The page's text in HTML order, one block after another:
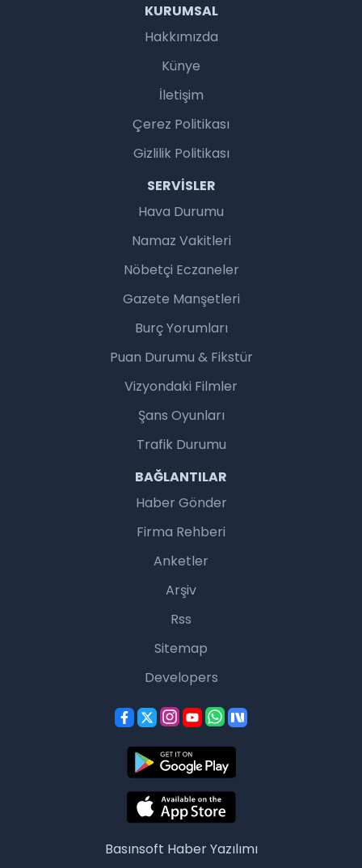
KURUMSAL
Hakkımızda
Künye
İletişim
Çerez Politikası
Gizlilik Politikası
SERVISLER
Hava Durumu
Namaz Vakitleri
Nöbetçi Eczaneler
Gazete Manşetleri
Burç Yorumları
Puan Durumu & Fikstür
Vizyondaki Filmler
Şans Oyunları
Trafik Durumu
BAĞLANTILAR
Haber Gönder
Firma Rehberi
Anketler
Arşiv
Rss
Sitemap
Developers
Basınsoft Haber Yazılımı